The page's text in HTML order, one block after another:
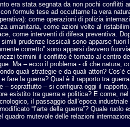
era stata segnata da non pochi conflitti
formule tese ad occultarne la vera
come operazioni di polizia
umanitaria, come azioni volte al
come interventi di difesa preventiva.
prudenze lessicali sono apparse fuori
corretto” sono apparsi davvero
termini il conflitto è tornato al centro
Ma – ecco il problema - di che natura,
quali strategie e da quali attori? Cos’è
fare la guerra? Qual è il rapporto tra
– soprattutto – si configura oggi il
esistito tra guerra e politica? E come,
il passaggio dall’epoca industriale
“l’arte della guerra”? Quale ruolo
quadro mutevole delle relazioni